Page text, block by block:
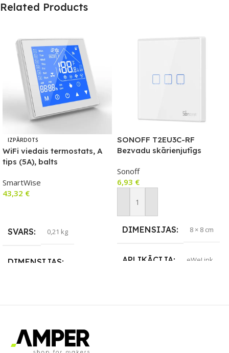
Related Products
IZPĀRDOTS
WiFi viedais termostats, A
tips (5A), balts
SmartWise
43,32 €
SVARS 0,21 kg
DIMENSIJAS
ZĪMOLS SmartWise
SONOFF T2EU3C-RF
Bezvadu skārienjutīgs
Sonoff
6,93 €
Pievienot Grozam
DIMENSIJAS 8 × 8 cm
APLIKĀCIJA eWeLink